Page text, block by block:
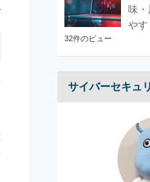
味・
やす
32件のビュー
サイバーセキュ